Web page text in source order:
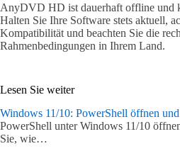
AnyDVD HD ist dauerhaft offline und
Halten Sie Ihre Software stets aktuell,
Kompatibilität und beachten Sie die
Rahmenbedingungen in Ihrem Land.
Lesen Sie weiter
Windows 11/10: PowerShell öffnen
PowerShell unter Windows 11/10
Sie, wie…